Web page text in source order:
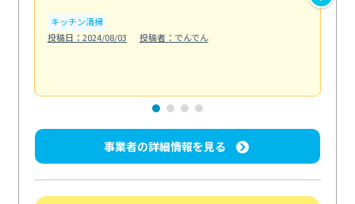
キッチン清掃
投稿日：2024/08/03
投稿者：でんでん
事業者の詳細情報を見る